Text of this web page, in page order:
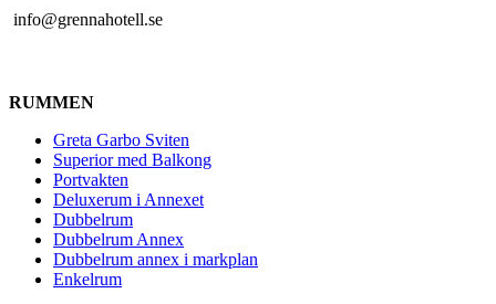
info@grennahotell.se
RUMMEN
Greta Garbo Sviten
Superior med Balkong
Portvakten
Deluxerum i Annexet
Dubbelrum
Dubbelrum Annex
Dubbelrum annex i markplan
Enkelrum